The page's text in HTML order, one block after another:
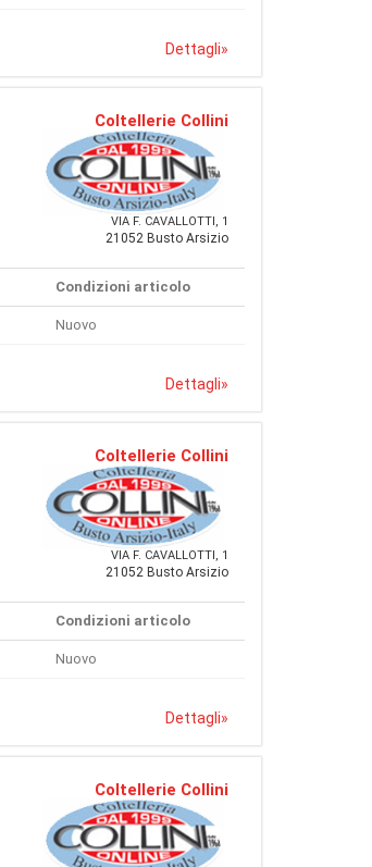
Dettagli»
Coltellerie Collini
VIA F. CAVALLOTTI, 1
21052 Busto Arsizio
Condizioni articolo
Nuovo
Dettagli»
Coltellerie Collini
VIA F. CAVALLOTTI, 1
21052 Busto Arsizio
Condizioni articolo
Nuovo
Dettagli»
Coltellerie Collini